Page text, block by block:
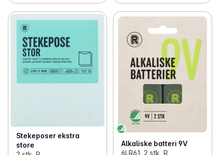
Stekeposer ekstra
store
Alkaliske batteri 9V
6LR61, 2 stk, R